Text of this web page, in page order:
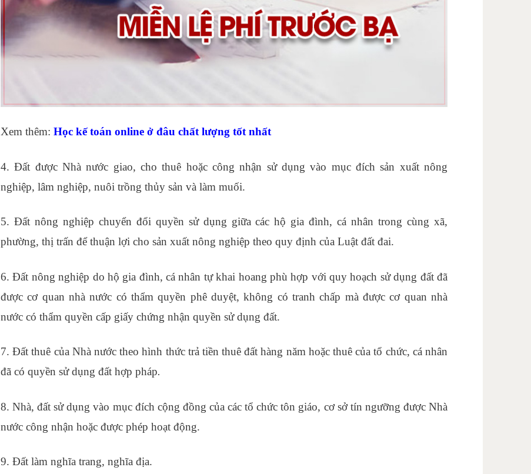
Xem thêm: Học kế toán online ở đâu chất lượng tốt nhất
4. Đất được Nhà nước giao, cho thuê hoặc công nhận sử dụng vào mục đích sản xuất nông
nghiệp, lâm nghiệp, nuôi trồng thủy sản và làm muối.
5. Đất nông nghiệp chuyển đổi quyền sử dụng giữa các hộ gia đình, cá nhân trong cùng xã,
phường, thị trấn để thuận lợi cho sản xuất nông nghiệp theo quy định của Luật đất đai.
6. Đất nông nghiệp do hộ gia đình, cá nhân tự khai hoang phù hợp với quy hoạch sử dụng đất đã
được cơ quan nhà nước có thẩm quyền phê duyệt, không có tranh chấp mà được cơ quan nhà
nước có thẩm quyền cấp giấy chứng nhận quyền sử dụng đất.
7. Đất thuê của Nhà nước theo hình thức trả tiền thuê đất hàng năm hoặc thuê của tổ chức, cá nhân
đã có quyền sử dụng đất hợp pháp.
8. Nhà, đất sử dụng vào mục đích cộng đồng của các tổ chức tôn giáo, cơ sở tín ngưỡng được Nhà
nước công nhận hoặc được phép hoạt động.
9. Đất làm nghĩa trang, nghĩa địa.